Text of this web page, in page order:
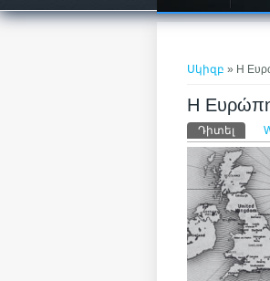
Սկիզբ » Η
Η
Primary
Դիտել